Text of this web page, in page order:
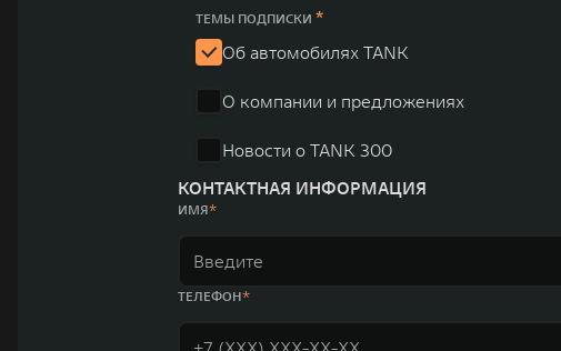
ТЕМЫ ПОДПИСКИ *
Об автомобилях TANK
О компании и предложениях
Новости о TANK 300
КОНТАКТНАЯ ИНФОРМАЦИЯ
ИМЯ
ТЕЛЕФОН